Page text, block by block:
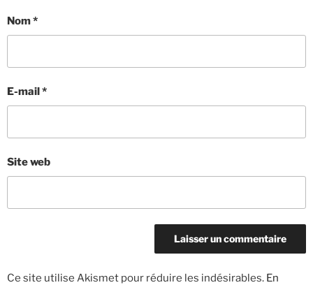
Nom*
E-mail*
Site web
Ce site utilise Akismet pour réduire les indésirables. En